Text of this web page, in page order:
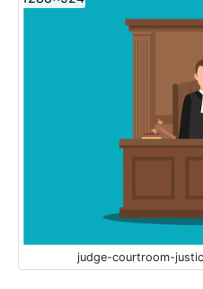
judge-courtroom-